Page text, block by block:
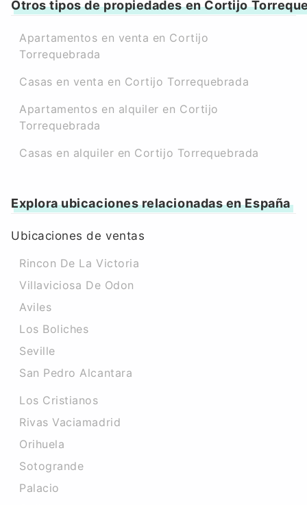
Otros tipos de propiedades en Cortijo
Apartamentos en venta en Cortijo
Torrequebrada
Casas en venta en Cortijo Torrequebrada
Apartamentos en alquiler en Cortijo
Torrequebrada
Casas en alquiler en Cortijo Torrequebrada
Explora ubicaciones relacionadas en España
Ubicaciones de ventas
Rincon De La Victoria
Villaviciosa De Odon
Aviles
Los Boliches
Seville
San Pedro Alcantara
Los Cristianos
Rivas Vaciamadrid
Orihuela
Sotogrande
Palacio